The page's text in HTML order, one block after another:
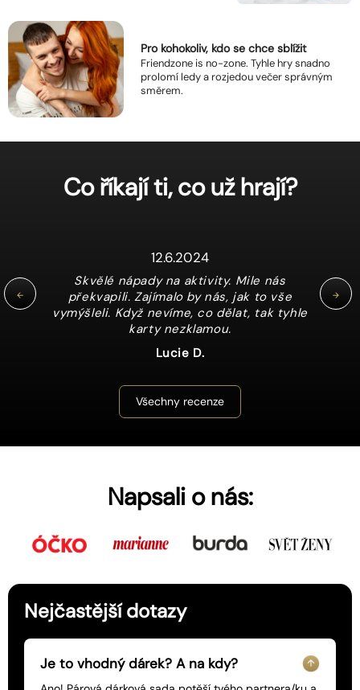
Pro kohokoliv, kdo se chce sblížit
Friendzone is no-zone. Tyhle hry snadno
prolomí ledy a rozjedou večer správným
směrem.
Co říkají ti, co už hrají?
12.6.2024
Skvělé nápady na aktivity. Mile nás
překvapili. Zajímalo by nás, jak to vše
vymýšleli. Když nevíme, co dělat, tak tyhle
karty nezklamou.
Lucie D.
Všechny recenze
Napsali o nás:
Nejčastější dotazy
Je to vhodný dárek? A na kdy?